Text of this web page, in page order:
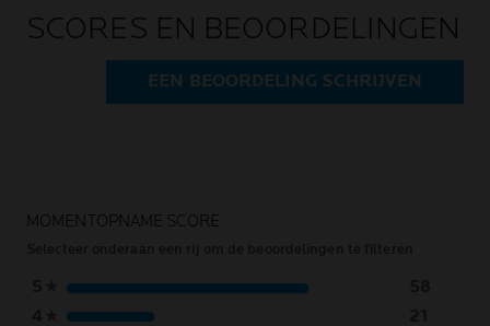
SCORES EN BEOORDELINGEN
EEN BEOORDELING SCHRIJVEN
MOMENTOPNAME SCORE